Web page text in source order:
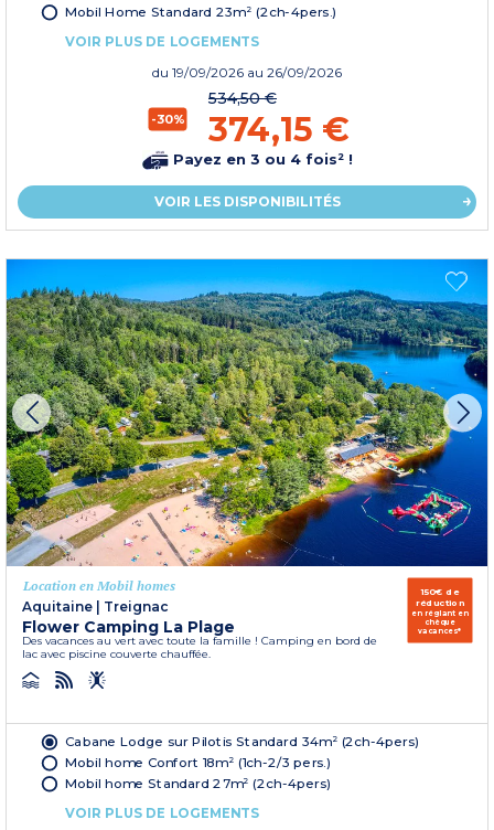
Mobil Home Standard 23m² (2ch-4pers.)
VOIR PLUS DE LOGEMENTS
du 19/09/2026 au 26/09/2026
-30%
534,50 €
374,15 €
Payez en 3 ou 4 fois² !
VOIR LES DISPONIBILITÉS
Location en Mobil homes
Aquitaine
Treignac
Flower Camping La Plage
Des vacances au vert avec toute la famille ! Camping en bord de
lac avec piscine couverte chauffée.
150€ de
réduction
en réglant en
chèque
vacances*
Cabane Lodge sur Pilotis Standard 34m² (2ch-4pers)
Mobil home Confort 18m² (1ch-2/3 pers.)
Mobil home Standard 27m² (2ch-4pers)
VOIR PLUS DE LOGEMENTS